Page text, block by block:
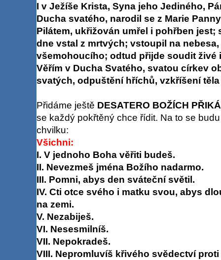
I v Ježíše Krista, Syna jeho Jediného,
Ducha svatého, narodil se z Marie
Pilátem, ukřižován umřel i pohřben jest;
dne vstal z mrtvých; vstoupil na
všemohoucího; odtud přijde soudit živé
Věřím v Ducha Svatého, svatou církev
svatých, odpuštění hříchů, vzkříšení
Přidáme ještě DESATERO BOŽÍCH
se každý pokřtěný chce řídit. Na to se
chvilku:
Všichni:
I. V jednoho Boha věřiti budeš.
II. Nevezmeš jména Božího nadarmo.
III. Pomni, abys den sváteční světil.
IV. Cti otce svého i matku svou, abys
na zemi.
V. Nezabiješ.
VI. Nesesmilníš.
VII. Nepokradeš.
VIII. Nepromluvíš křivého svědectví